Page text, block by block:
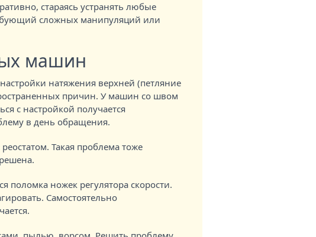
стараясь устранять любые
сложных манипуляций или
машин
натяжения верхней (петляние
причин. У машин со швом
с настройкой получается
в день обращения.
Такая проблема тоже
поломка ножек регулятора скорости.
Самостоятельно